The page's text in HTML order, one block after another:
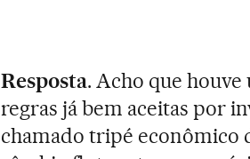
Resposta. Acho que
regras já bem aceitas por
chamado tripé econômico